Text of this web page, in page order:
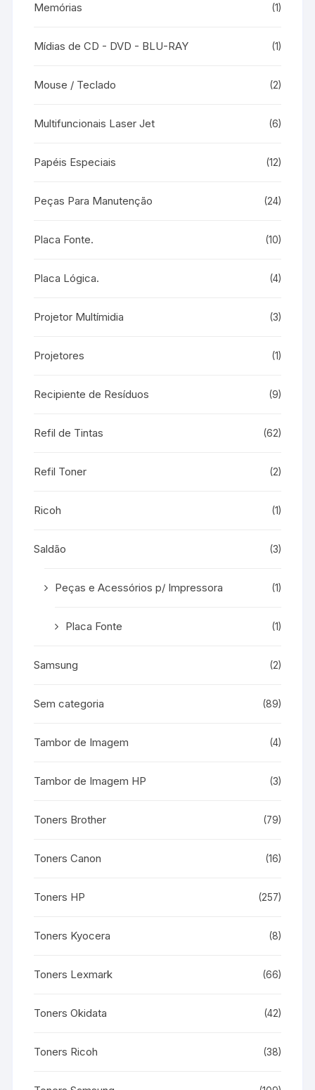
Memórias (1)
Mídias de CD - DVD - BLU-RAY (1)
Mouse / Teclado (2)
Multifuncionais Laser Jet (6)
Papéis Especiais (12)
Peças Para Manutenção (24)
Placa Fonte. (10)
Placa Lógica. (4)
Projetor Multímidia (3)
Projetores (1)
Recipiente de Resíduos (9)
Refil de Tintas (62)
Refil Toner (2)
Ricoh (1)
Saldão (3)
Peças e Acessórios p/ Impressora (1)
Placa Fonte (1)
Samsung (2)
Sem categoria (89)
Tambor de Imagem (4)
Tambor de Imagem HP (3)
Toners Brother (79)
Toners Canon (16)
Toners HP (257)
Toners Kyocera (8)
Toners Lexmark (66)
Toners Okidata (42)
Toners Ricoh (38)